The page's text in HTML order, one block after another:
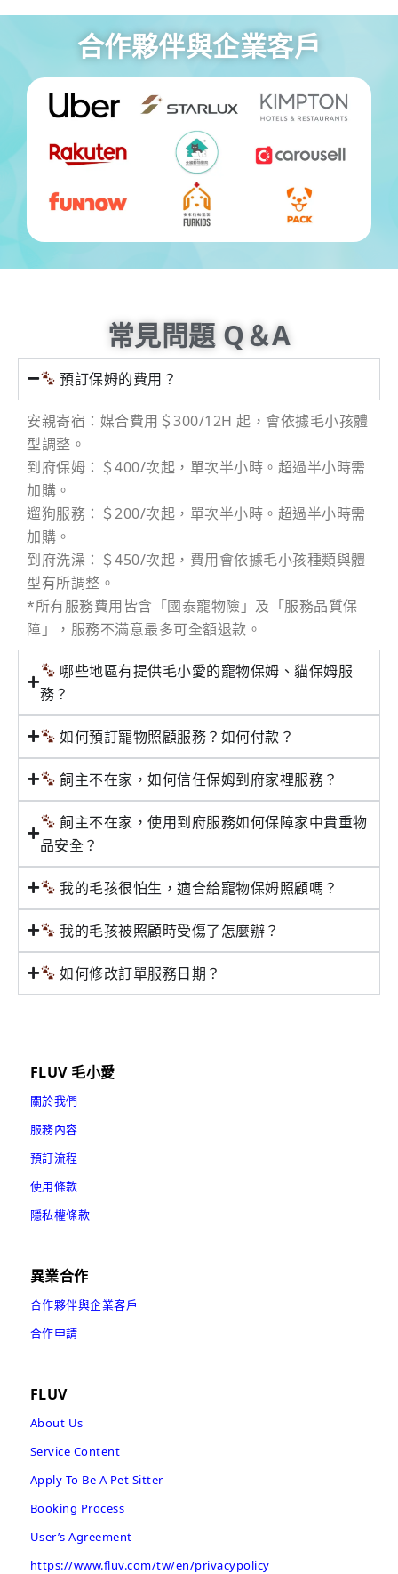
合作夥伴與企業客戶
常見問題 Q＆A
預訂保姆的費用？
安親寄宿：媒合費用＄300/12H 起，會依據毛小孩體
型調整。
到府保姆：＄400/次起，單次半小時。超過半小時需
加購。
遛狗服務：＄200/次起，單次半小時。超過半小時需
加購。
到府洗澡：＄450/次起，費用會依據毛小孩種類與體
型有所調整。
*所有服務費用皆含「國泰寵物險」及「服務品質保
障」，服務不滿意最多可全額退款。
哪些地區有提供毛小愛的寵物保姆、貓保姆服
務？
如何預訂寵物照顧服務？如何付款？
飼主不在家，如何信任保姆到府家裡服務？
飼主不在家，使用到府服務如何保障家中貴重物
品安全？
我的毛孩很怕生，適合給寵物保姆照顧嗎？
我的毛孩被照顧時受傷了怎麼辦？
如何修改訂單服務日期？
FLUV 毛小愛
關於我們
服務內容
預訂流程
使用條款
隱私權條款
異業合作
合作夥伴與企業客戶
合作申請
FLUV
About Us
Service Content
Apply To Be A Pet Sitter
Booking Process
User’s Agreement
https://www.fluv.com/tw/en/privacypolicy